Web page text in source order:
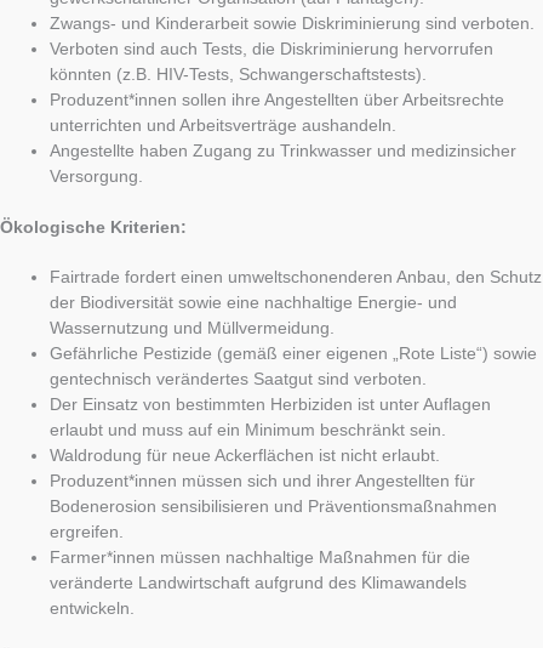
Zwangs- und Kinderarbeit sowie Diskriminierung sind verboten.
Verboten sind auch Tests, die Diskriminierung hervorrufen
könnten (z.B. HIV-Tests, Schwangerschaftstests).
Produzent*innen sollen ihre Angestellten über Arbeitsrechte
unterrichten und Arbeitsverträge aushandeln.
Angestellte haben Zugang zu Trinkwasser und medizinsicher
Versorgung.
Ökologische Kriterien:
Fairtrade fordert einen umweltschonenderen Anbau, den Schutz
der Biodiversität sowie eine nachhaltige Energie- und
Wassernutzung und Müllvermeidung.
Gefährliche Pestizide (gemäß einer eigenen „Rote Liste“) sowie
gentechnisch verändertes Saatgut sind verboten.
Der Einsatz von bestimmten Herbiziden ist unter Auflagen
erlaubt und muss auf ein Minimum beschränkt sein.
Waldrodung für neue Ackerflächen ist nicht erlaubt.
Produzent*innen müssen sich und ihrer Angestellten für
Bodenerosion sensibilisieren und Präventionsmaßnahmen
ergreifen.
Farmer*innen müssen nachhaltige Maßnahmen für die
veränderte Landwirtschaft aufgrund des Klimawandels
entwickeln.